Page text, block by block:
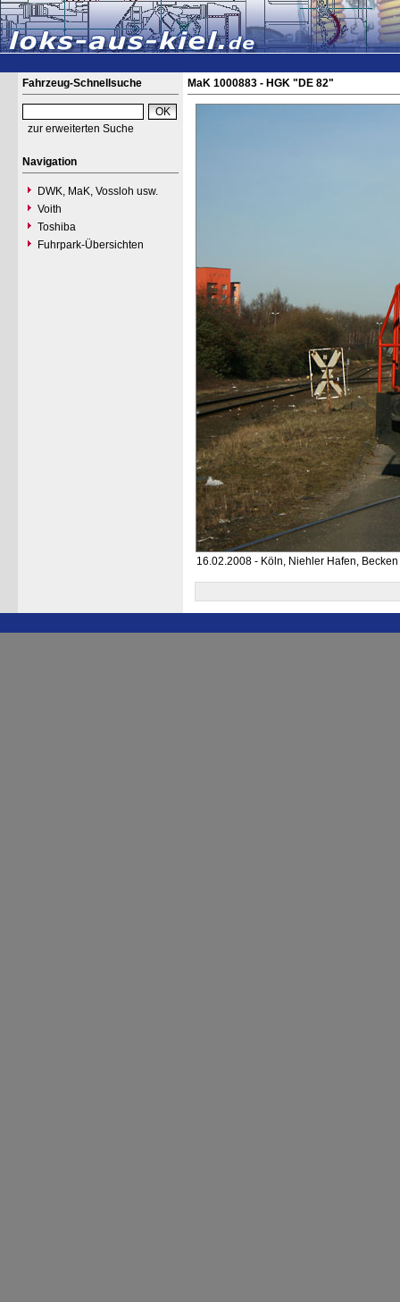
Fahrzeug-Schnellsuche
zur erweiterten Suche
Navigation
DWK, MaK, Vossloh usw.
Voith
Toshiba
Fuhrpark-Übersichten
MaK 1000883 - HGK "DE 82"
16.02.2008 - Köln, Niehler Hafen, Becken